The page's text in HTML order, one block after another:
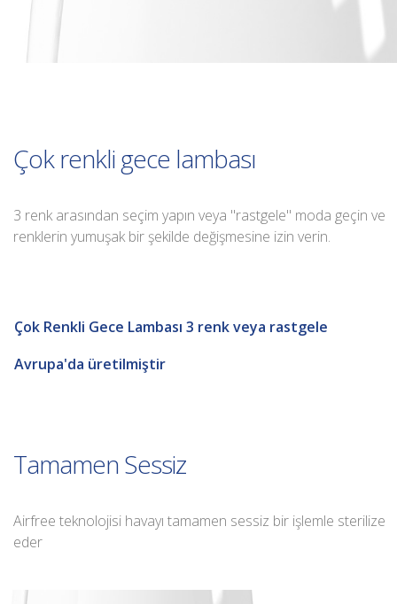
Çok renkli gece lambası
3 renk arasından seçim yapın veya "rastgele" moda geçin ve
renklerin yumuşak bir şekilde değişmesine izin verin.
Çok Renkli Gece Lambası 3 renk veya rastgele
Avrupa'da üretilmiştir
Tamamen Sessiz
Airfree teknolojisi havayı tamamen sessiz bir işlemle sterilize
eder